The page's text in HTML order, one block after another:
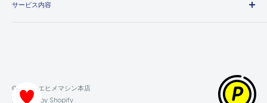
会社概要
サービス内容
ポイントの獲得・利用方法について
© 2026 エヒメマシン本店
Powered by Shopify